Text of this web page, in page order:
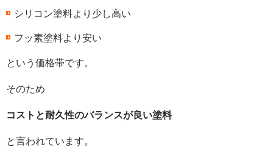
シリコン塗料より少し高い
フッ素塗料より安い
という価格帯です。
そのため
コストと耐久性のバランスが良い塗料
と言われています。